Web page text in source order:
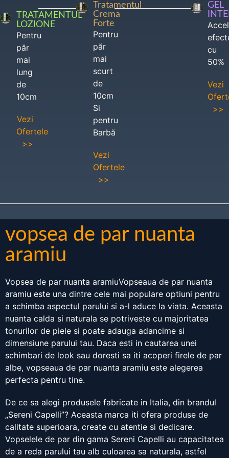
TRATAMENTUL
LOZIONE
Pentru
păr
mai
lung
de
10cm
Vezi
Ofertele
>>
Tratamentul
Crema
Forte
Pentru
păr
mai
scurt
de
10cm
Si
pentru
Barbă
Vezi
Ofertele
>>
GEL
cu
50%
Vezi
>>
vopsea de par nuanta
aramiu
Vopsea de par nuanta aramiuVopseaua de par nuanta
aramiu este una dintre cele mai populare optiuni pentru
a schimba aspectul parului si a-l aduce la viata. Aceasta
nuanta calda si naturala se potriveste cu majoritatea
tonurilor de piele si poate adauga adancime si
dimensiune parului tau. Daca esti in cautarea unei
schimbari de look sau doresti sa iti acoperi firele de par
albe, vopseaua de par nuanta aramiu este alegerea
perfecta pentru tine.
De ce sa alegi produsele fabricate in Italia, din brandul
„Sereni Capelli”? Aceasta marca iti ofera produse de
calitate superioara, create cu atentie si dedicare.
Vopselele de par din gama Sereni Capelli au capacitatea
de a reda parului tau alb culoarea sa naturala, astfel